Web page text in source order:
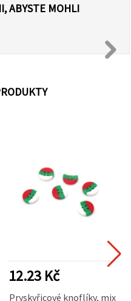
ABYSTE MOHLI
12.23 Kč
Pryskyřicové knoflíky, mix